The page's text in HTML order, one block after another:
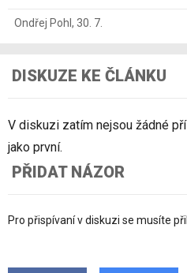
Ondřej Pohl , 30. 7.
DISKUZE KE ČLÁNKU
V diskuzi zatím nejsou žádné
jako první.
PŘIDAT NÁZOR
Pro přispívaní v diskuzi se musíte